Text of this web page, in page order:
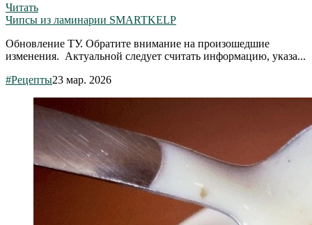
Читать
Чипсы из ламинарии SMARTKELP
Обновление ТУ. Обратите внимание на произошедшие
изменения. Актуальной следует считать информацию, указа...
#Рецепты23 мар. 2026